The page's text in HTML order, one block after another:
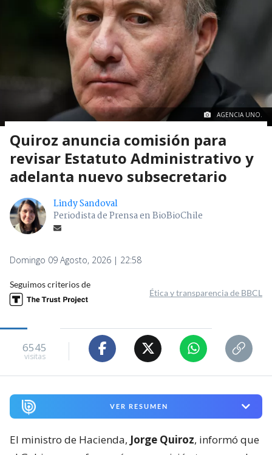
AGENCIA UNO.
Quiroz anuncia comisión para
revisar Estatuto Administrativo y
adelanta nuevo subsecretario
Lindy Sandoval
Periodista de Prensa en BioBioChile
Domingo 09 Agosto, 2026 | 22:58
Seguimos criterios de
Ética y transparencia de BBCL
6545
visitas
VER RESUMEN
El ministro de Hacienda, Jorge Quiroz, informó que